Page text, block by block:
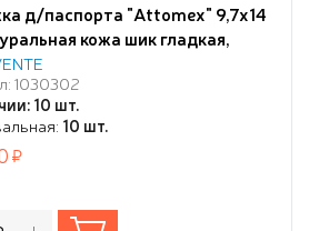
д/паспорта "Attomex" 9,7x14
кожа шик гладкая,
прозрачный ПВХ клапан и
клапан с отделениями для
и сим карты, скругленные
индивидуальная упаковка
1030302
10 шт.
10 шт.